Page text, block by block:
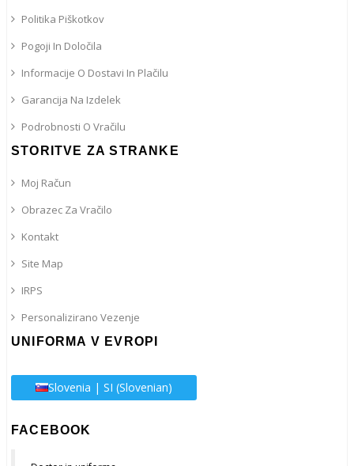
Politika Piškotkov
Pogoji In Določila
Informacije O Dostavi In ​​plačilu
Garancija Na Izdelek
Podrobnosti O Vračilu
STORITVE ZA STRANKE
Moj Račun
Obrazec Za Vračilo
Kontakt
Site Map
IRPS
Personalizirano Vezenje
UNIFORMA V EVROPI
Slovenia | SI (Slovenian)
FACEBOOK